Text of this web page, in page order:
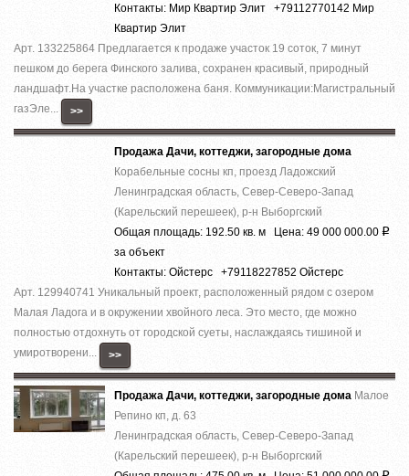
Контакты: Мир Квартир Элит +79112770142 Мир
Квартир Элит
Арт. 133225864 Предлагается к продаже участок 19 соток, 7 минут
пешком до берега Финского залива, сохранен красивый, природный
ландшафт.На участке расположена баня. Коммуникации:Магистральный
газЭле...
>>
Продажа Дачи, коттеджи, загородные дома
Корабельные сосны кп, проезд Ладожский
Ленинградская область, Север-Северо-Запад
(Карельский перешеек), р-н Выборгский
Общая площадь: 192.50 кв. м Цена: 49 000 000.00 Р
за объект
Контакты: Ойстерс +79118227852 Ойстерс
Арт. 129940741 Уникальный проект, расположенный рядом с озером
Малая Ладога и в окружении хвойного леса. Это место, где можно
полностью отдохнуть от городской суеты, наслаждаясь тишиной и
умиротворени...
>>
Продажа Дачи, коттеджи, загородные дома Малое
Репино кп, д. 63
Ленинградская область, Север-Северо-Запад
(Карельский перешеек), р-н Выборгский